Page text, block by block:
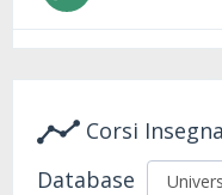
Corsi
Database